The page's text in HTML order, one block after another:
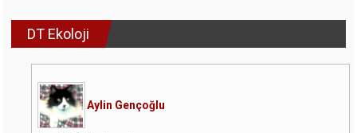
DT Ekoloji
Aylin Gençoğlu